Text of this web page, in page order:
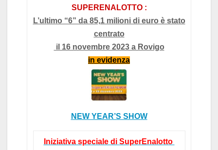
SUPERENALOTTO :
L’ultimo “6” da 85,1 milioni di euro è stato
centrato
il 16 novembre 2023 a Rovigo
in evidenza
NEW YEAR’S SHOW
Iniziativa speciale di SuperEnalotto